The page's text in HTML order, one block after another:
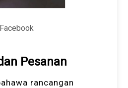
Facebook
Pesanan
rancangan